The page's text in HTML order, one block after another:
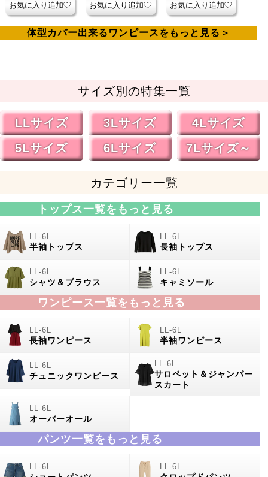
お気に入り追加 お気に入り追加 お気に入り追加
体型カバー出来るワンピースをもっと見る
サイズ別の特集一覧
LLサイズ 3Lサイズ
4Lサイズ
5Lサイズ
6Lサイズ 7Lサイズ～
カテゴリー一覧
トップス一覧をもっと見る
半袖トップス 長袖トップス
シャツ＆ブラウス キャミソール
ワンピース一覧をもっと見る
長袖ワンピース 半袖ワンピース
チュニックワンピース
サロペット＆ジャンパー
スカート
オーバーオール
パンツ一覧をもっと見る